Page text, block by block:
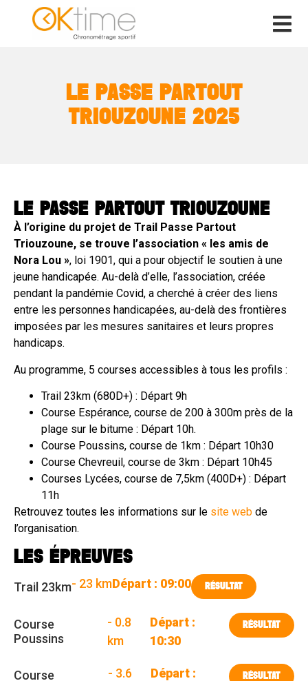
LE PASSE PARTOUT
TRIOUZOUNE 2025
LE PASSE PARTOUT TRIOUZOUNE
À l’origine du projet de Trail Passe Partout
Triouzoune, se trouve l’association « les amis de
Nora Lou », loi 1901, qui a pour objectif le soutien à une
jeune handicapée. Au-delà d’elle, l’association, créée
pendant la pandémie Covid, a cherché à créer des liens
entre les personnes handicapées, au-delà des frontières
imposées par les mesures sanitaires et leurs propres
handicaps.
Au programme, 5 courses accessibles à tous les profils :
Trail 23km (680D+) : Départ 9h
Course Espérance, course de 200 à 300m près de la
plage sur le bitume : Départ 10h.
Course Poussins, course de 1km : Départ 10h30
Course Chevreuil, course de 3km : Départ 10h45
Courses Lycées, course de 7,5km (400D+) : Départ
11h
Retrouvez toutes les informations sur le site web de
l’organisation.
LES ÉPREUVES
Trail 23km- 23 kmDépart : 09:00 RÉSULTAT
Course
Poussins
- 0.8
km
Départ :
10:30
RÉSULTAT
Course
- 3.6
Départ :
RÉSULTAT